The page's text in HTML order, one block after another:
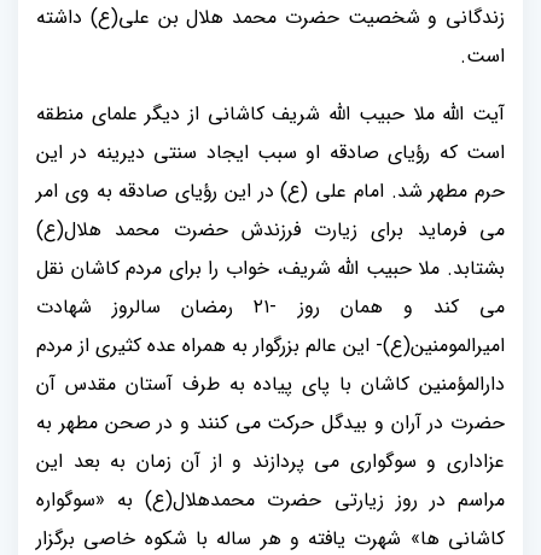
زندگانی و شخصیت حضرت محمد هلال بن علی(ع) داشته
است.
آیت الله ملا حبیب الله شریف کاشانی از دیگر علمای منطقه
است که رؤیای صادقه او سبب ایجاد سنتی دیرینه در این
حرم مطهر شد. امام علی (ع) در این رؤیای صادقه به وی امر
می فرماید برای زیارت فرزندش حضرت محمد هلال(ع)
بشتابد. ملا حبیب الله شریف، خواب را برای مردم کاشان نقل
می کند و همان روز -۲۱ رمضان سالروز شهادت
امیرالمومنین(ع)- این عالم بزرگوار به همراه عده کثیری از مردم
دارالمؤمنین کاشان با پای پیاده به طرف آستان مقدس آن
حضرت در آران و بیدگل حرکت می کنند و در صحن مطهر به
عزاداری و سوگواری می پردازند و از آن زمان به بعد این
مراسم در روز زیارتی حضرت محمدهلال(ع) به «سوگواره
کاشانی ها» شهرت یافته و هر ساله با شکوه خاصی برگزار